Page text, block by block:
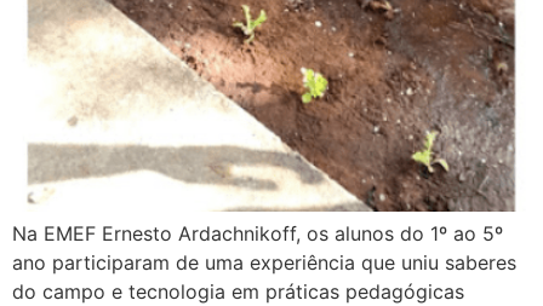
Na EMEF Ernesto Ardachnikoff, os alunos do 1º ao 5º
ano participaram de uma experiência que uniu saberes
do campo e tecnologia em práticas pedagógicas